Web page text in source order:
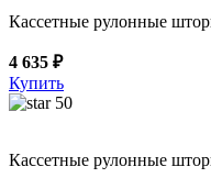
Кассетные рулонные
4 635 ₽
Купить
50
Кассетные рулонные